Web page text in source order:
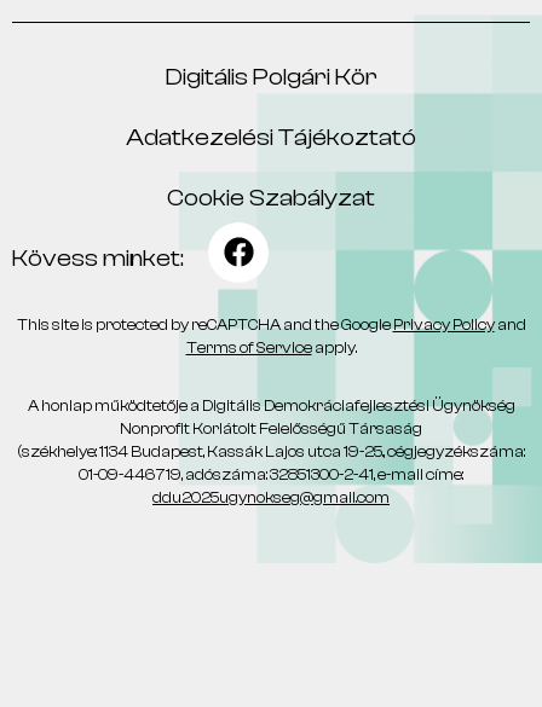
Digitális Polgári Kör
Adatkezelési Tájékoztató
Cookie Szabályzat
Kövess minket:
This site is protected by reCAPTCHA and the Google Privacy Policyand
Terms of Serviceapply.
A honlap működtetője a Digitális Demokráciafejlesztési Ügynökség
Nonprofit Korlátolt Felelősségű Társaság
(székhelye: 1134 Budapest, Kassák Lajos utca 19-25., cégjegyzékszáma:
01-09-446719, adószáma: 32851300-2-41, e-mail címe:
ddu2025ugynokseg@gmail.com